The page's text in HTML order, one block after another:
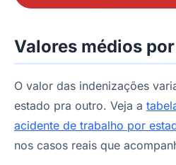
Valores médios
O valor das indenizações
estado pra outro. Veja a
acidente de trabalho por
nos casos reais que